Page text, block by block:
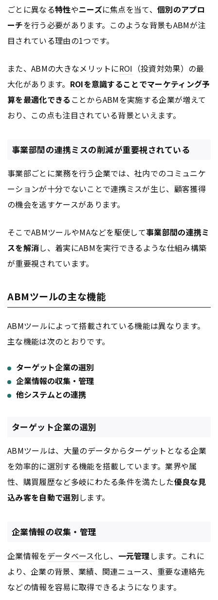
ごとに異なる特性やニーズに焦点を当て、個別のアプロ
ーチを行う必要があります。このような背景もABMが注
目されている理由の1つです。
また、ABMの大きなメリットにROI （投資対効果）の最
大化があります。 ROIを意識することでマーケティング予
算を最適化できる ことからABMを実施する企業が増えて
おり、この点も注目されている背景といえます。
事業部間の連携ミスの削減が重要視されている
事業部ごとに業務を行う企業では、社内でのコミュニケ
ーションが十分でないことで連携ミスが生じ、顧客獲得
の機会を逃すケースがあります。
そこでABMツールやMAなどを駆使して事業部間の連携ミ
スを解消し、着実にABMを実行できるような仕組み構築
が重要視されています。
ABMツールの主な機能
ABMツールによって搭載されている機能は異なります。
主な機能は次のとおりです。
ターゲット企業の選別
企業情報の収集・管理
他システムとの連携
ターゲット企業の選別
ABMツールは、大量のデータからターゲットとなる企業
を効率的に選別する機能を搭載しています。業界や属
性、購買履歴など多岐にわたる条件を満たした優良な見
込み客を自動で選別します。
企業情報の収集・管理
企業情報をデータベース化し、 一元管理します。これに
より、企業の背景、業績、関連ニュース、重要な連絡先
などの情報を容易に取得できるようになります。